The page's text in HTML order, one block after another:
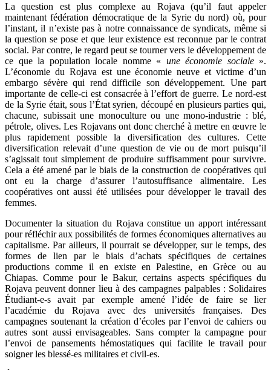
La question est plus complexe au Rojava (qu’il faut appeler
maintenant fédération démocratique de la Syrie du nord) où, pour
l’instant, il n’existe pas à notre connaissance de syndicats, même si
la question se pose et que leur existence est reconnue par le contrat
social. Par contre, le regard peut se tourner vers le développement de
ce que la population locale nomme « une économie sociale».
L’économie du Rojava est une économie neuve et victime d’un
embargo sévère qui rend difficile son développement. Une part
importante de celle-ci est consacrée à l’effort de guerre. Le nord-est
de la Syrie était, sous l’État syrien, découpé en plusieurs parties qui,
chacune, subissait une monoculture ou une mono-industrie : blé,
pétrole, olives. Les Rojavans ont donc cherché à mettre en œuvre le
plus rapidement possible la diversification des cultures. Cette
diversification relevait d’une question de vie ou de mort puisqu’il
s’agissait tout simplement de produire suffisamment pour survivre.
Cela a été amené par le biais de la construction de coopératives qui
ont eu la charge d’assurer l’autosuffisance alimentaire. Les
coopératives ont aussi été utilisées pour développer le travail des
femmes.
Documenter la situation du Rojava constitue un apport intéressant
pour réfléchir aux possibilités de formes économiques alternatives au
capitalisme. Par ailleurs, il pourrait se développer, sur le temps, des
formes de lien par le biais d’achats spécifiques de certaines
productions comme il en existe en Palestine, en Grèce ou au
Chiapas. Comme pour le Bakur, certains aspects spécifiques du
Rojava peuvent donner lieu à des campagnes palpables : Solidaires
Étudiant-e-s avait par exemple amené l’idée de faire se lier
l’académie du Rojava avec des universités françaises. Des
campagnes soutenant la création d’écoles par l’envoi de cahiers ou
autres sont aussi envisageables. Sans compter la campagne pour
l’envoi de pansements hémostatiques qui facilite le travail pour
soigner les blessé-es militaires et civil-es.